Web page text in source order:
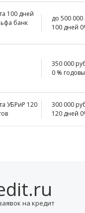
до 500 000
100 дней
350 000
0 %
300 000
120 дней
на кредит